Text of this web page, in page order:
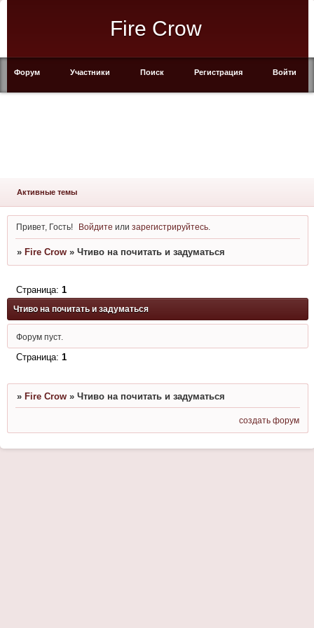
Fire Crow
Форум Участники Поиск Регистрация Войти
Активные темы
Привет, Гость! Войдите илизарегистрируйтесь
» Fire Crow » Чтиво на почитать и задуматься
Чтиво на почитать и задуматься
Страница: 1
Форум пуст.
Страница: 1
» Fire Crow » Чтиво на почитать и задуматься
создать форум